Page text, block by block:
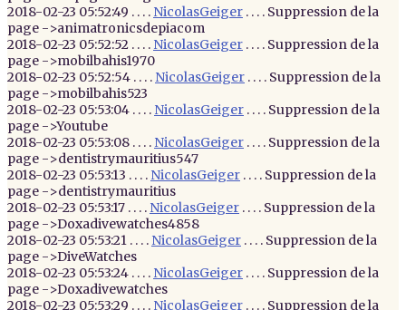
2018-02-23 05:52:49 . . . . NicolasGeiger . . . . Suppression de la
page ->animatronicsdepiacom
2018-02-23 05:52:52 . . . . NicolasGeiger . . . . Suppression de la
page ->mobilbahis1970
2018-02-23 05:52:54 . . . . NicolasGeiger . . . . Suppression de la
page ->mobilbahis523
2018-02-23 05:53:04 . . . . NicolasGeiger . . . . Suppression de la
page ->Youtube
2018-02-23 05:53:08 . . . . NicolasGeiger . . . . Suppression de la
page ->dentistrymauritius547
2018-02-23 05:53:13 . . . . NicolasGeiger . . . . Suppression de la
page ->dentistrymauritius
2018-02-23 05:53:17 . . . . NicolasGeiger . . . . Suppression de la
page ->Doxadivewatches4858
2018-02-23 05:53:21 . . . . NicolasGeiger . . . . Suppression de la
page ->DiveWatches
2018-02-23 05:53:24 . . . . NicolasGeiger . . . . Suppression de la
page ->Doxadivewatches
2018-02-23 05:53:29 . . . . NicolasGeiger . . . . Suppression de la